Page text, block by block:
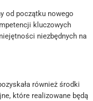
od początku nowego
kluczowych
niezbędnych na
również środki
które realizowane będą